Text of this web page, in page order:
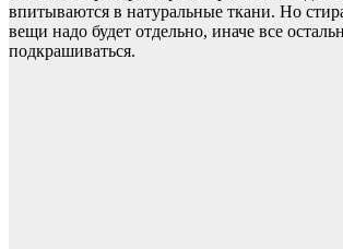
впитываются в натуральные ткани. Но
вещи надо будет отдельно, иначе все
подкрашиваться.